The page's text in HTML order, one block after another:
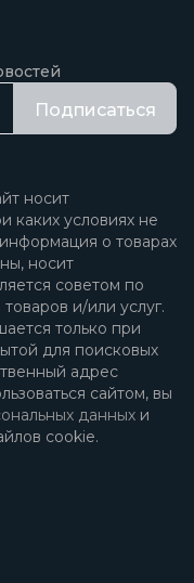
Подписаться
носит
каких условиях не
о товарах
носит
советом по
и/или услуг.
только при
для поисковых
адрес
сайтом, вы
данных и
cookie.